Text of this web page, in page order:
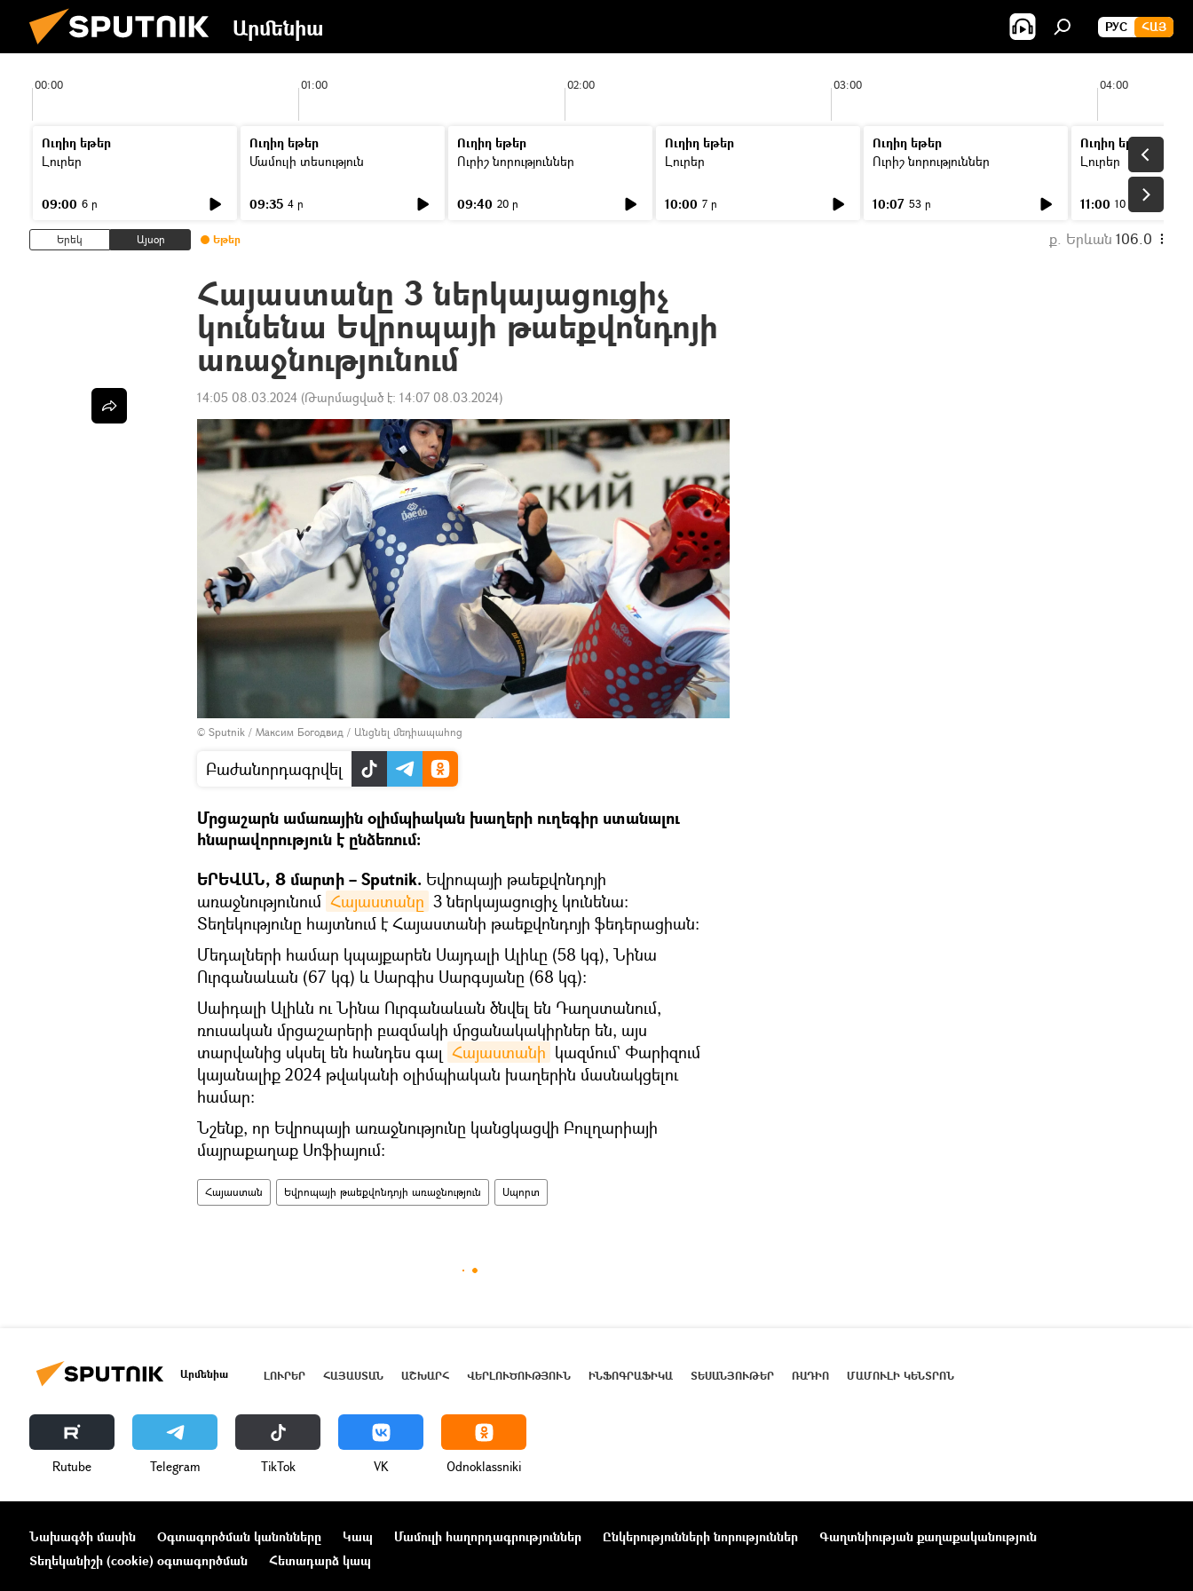
Արմենիա РУС ՀԱՅ
00:00 01:00 02:00 03:00 04:00
Ուղիղ եթեր
Լուրեր
09:00 6 ր
Ուղիղ եթեր
Մամուլի տեսություն
09:35 4 ր
Ուղիղ եթեր
Ուրիշ նորություններ
09:40 20 ր
Ուղիղ եթեր
Լուրեր
10:00 7 ր
Ուղիղ եթեր
Ուրիշ նորություններ
10:07 53 ր
Ուղիղ եթեր
Լուրեր
11:00 10 ր
Երեկ Այսօր Եթեր ք. Երևան 106.0
Հայաստանը 3 ներկայացուցիչ
կունենա Եվրոպայի թաեքվոնդոյի
առաջնությունում
14:05 08.03.2024 (Թարմացված է: 14:07 08.03.2024)
© Sputnik / Максим Богодвид / Անցնել մեդիապահոց
Բաժանորդագրվել
Մրցաշարն ամառային օլիմպիական խաղերի ուղեգիր ստանալու
հնարավորություն է ընձեռում։
ԵՐԵՎԱՆ, 8 մարտի – Sputnik. Եվրոպայի թաեքվոնդոյի
առաջնությունում Հայաստանը 3 ներկայացուցիչ կունենա։
Տեղեկությունը հայտնում է Հայաստանի թաեքվոնդոյի ֆեդերացիան։
Մեդալների համար կպայքարեն Սայդալի Ալիևը (58 կգ), Նինա
Ուրգանաևան (67 կգ) և Սարգիս Սարգսյանը (68 կգ)։
Սաիդալի Ալիևն ու Նինա Ուրգանաևան ծնվել են Դաղստանում,
ռուսական մրցաշարերի բազմակի մրցանակակիրներ են, այս
տարվանից սկսել են հանդես գալ Հայաստանի կազմում` Փարիզում
կայանալիք 2024 թվականի օլիմպիական խաղերին մասնակցելու
համար:
Նշենք, որ Եվրոպայի առաջնությունը կանցկացվի Բուլղարիայի
մայրաքաղաք Սոֆիայում։
Հայաստան Եվրոպայի թաեքվոնդոյի առաջնություն Սպորտ
Արմենիա ԼՈՒՐԵՐ ՀԱՅԱՍՏԱՆ ԱՇԽԱՐՀ ՎԵՐԼՈՒԾՈՒԹՅՈՒՆ ԻՆՖՈԳՐԱՖԻԿԱ ՏԵՍԱՆՅՈՒԹԵՐ ՌԱԴԻՈ ՄԱՄՈՒԼԻ ԿԵՆՏՐՈՆ
Rutube Telegram ТikТоk VK Odnoklassniki
Նախագծի մասին Օգտագործման կանոնները Կապ Մամուլի հաղորդագրություններ Ընկերությունների նորություններ
Գաղտնիության քաղաքականություն
Տեղեկանիշի (cookie) օգտագործման
Հետադարձ կապ